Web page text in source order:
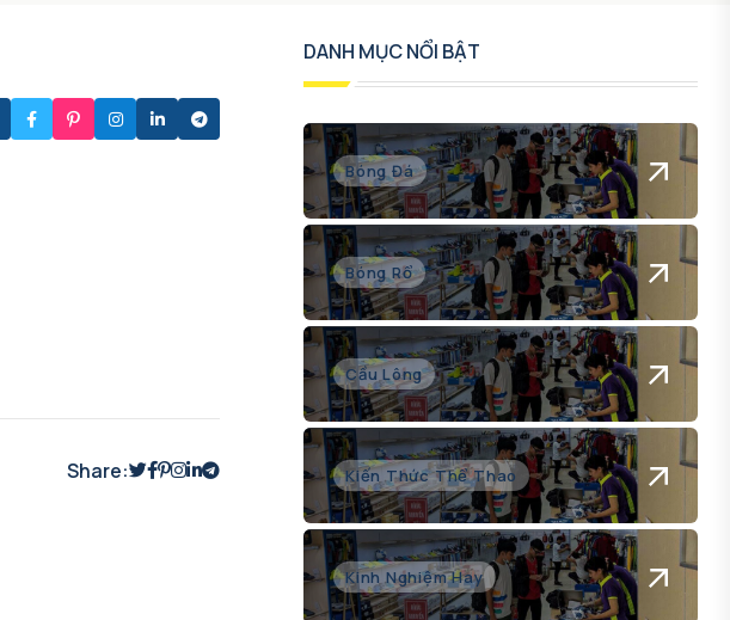
Share:
DANH MỤC NỔI BẬT
Bóng Đá
Bóng Rổ
Cầu Lông
Kiến Thức Thể Thao
Kinh Nghiệm Hay